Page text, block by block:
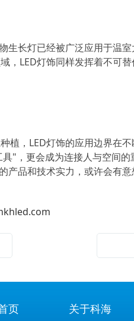
生长灯已经被广泛应用于温
LED灯饰同样发挥着不可替
植，LED灯饰的应用边界在
"，更会成为连接人与空间
品和技术实力，或许会有意
页 关于科海